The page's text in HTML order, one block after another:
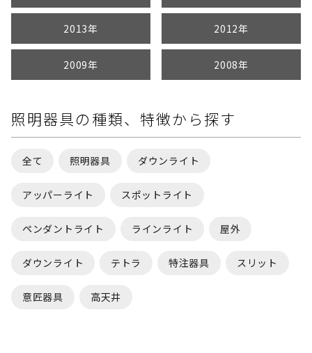
2013年 2012年
2009年 2008年
照明器具の種類、特徴から探す
全て 照明器具 ダウンライト
アッパーライト スポットライト
ペンダントライト ラインライト 屋外
ダウンライト テトラ 特注器具 スリット
意匠器具 高天井